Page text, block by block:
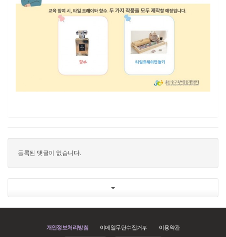
등록된 댓글이 없습니다.
개인정보처리방침 이메일무단수집거부 이용약관